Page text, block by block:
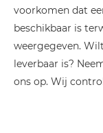
voorkomen dat
beschikbaar is
weergegeven.
leverbaar is?
ons op. Wij